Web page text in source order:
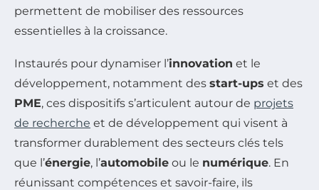
permettent de mobiliser des ressources
essentielles à la croissance.
Instaurés pour dynamiser l’innovation et le
développement, notamment des start-ups et des
PME, ces dispositifs s’articulent autour de projets
de recherche et de développement qui visent à
transformer durablement des secteurs clés tels
que l’énergie, l’automobile ou le numérique. En
réunissant compétences et savoir-faire, ils